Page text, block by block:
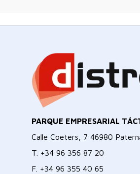
PARQUE EMPRESARIAL
Calle Coeters, 7 46980
T. +34 96 356 87 20
F. +34 96 355 40 65